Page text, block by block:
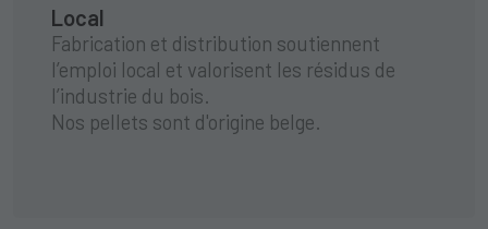
Local
Fabrication et distribution soutiennent
l’emploi local et valorisent les résidus de
l’industrie du bois.
Nos pellets sont d'origine belge.